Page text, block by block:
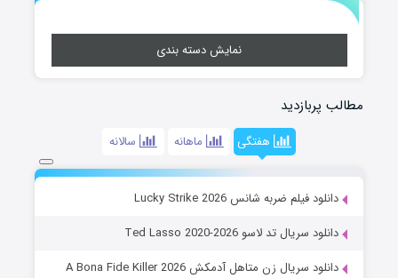
نمایش دسته بندی
مطالب پربازدید
هفتگی ماهانه سالانه
دانلود فیلم ضربه شانس Lucky Strike 2026
دانلود سریال تد لاسو Ted Lasso 2020-2026
دانلود سریال زن متاهل آدمکش A Bona Fide Killer 2026